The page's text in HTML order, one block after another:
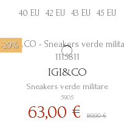
40 EU 42 EU 43 EU 45 EU
-29%
Sneakers verde militare
IGI&CO
5905
63,00 €89,90 €